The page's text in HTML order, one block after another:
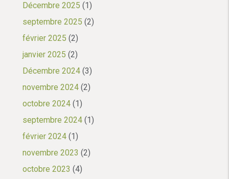
Décembre 2025 (1)
septembre 2025 (2)
février 2025 (2)
janvier 2025 (2)
Décembre 2024 (3)
novembre 2024 (2)
octobre 2024 (1)
septembre 2024 (1)
février 2024 (1)
novembre 2023 (2)
octobre 2023 (4)